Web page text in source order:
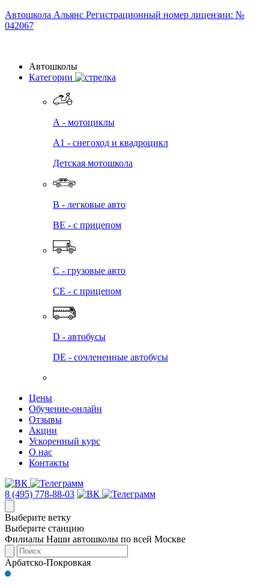
Автошкола Альянс Регистрационный номер лицензии: №
042067
Автошколы
Категории
А - мотоциклы
A1 - снегоход и квадроцикл
Детская мотошкола
B - легковые авто
BE - с прицепом
C - грузовые авто
СЕ - с прицепом
D - автобусы
DE - сочлененные автобусы
Цены
Обучение-онлайн
Отзывы
Акции
Ускоренный курс
О нас
Контакты
8 (495) 778-88-03
Выберите ветку
Выберите станцию
Филиалы Наши автошколы по всей Москве
Арбатско-Покровкая